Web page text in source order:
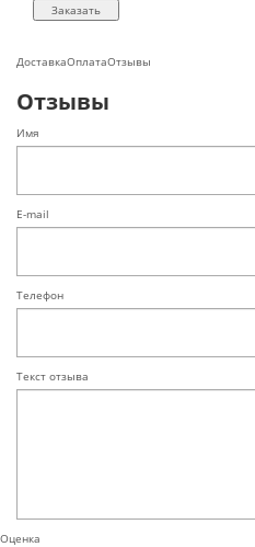
Заказать
ДоставкаОплатаОтзывы
Отзывы
Имя
E-mail
Телефон
Текст отзыва
Оценка